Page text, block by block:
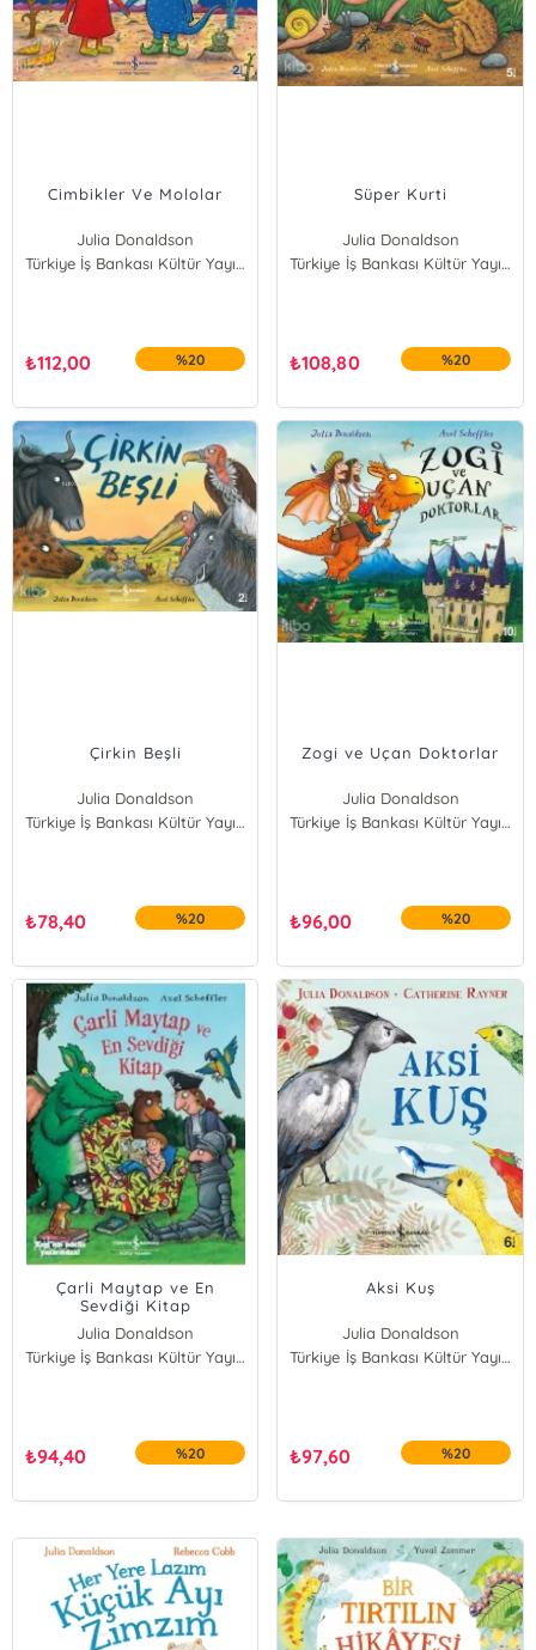
Cimbikler Ve Mololar
Julia Donaldson
Türkiye İş Bankası Kültür Yayınları
₺112,00 %20
Süper Kurti
Julia Donaldson
Türkiye İş Bankası Kültür Yayınları
₺108,80 %20
Çirkin Beşli
Julia Donaldson
Türkiye İş Bankası Kültür Yayınları
₺78,40 %20
Zogi ve Uçan Doktorlar
Julia Donaldson
Türkiye İş Bankası Kültür Yayınları
₺96,00 %20
Çarli Maytap ve En
Sevdiği Kitap
Julia Donaldson
Türkiye İş Bankası Kültür Yayınları
₺94,40 %20
Aksi Kuş
Julia Donaldson
Türkiye İş Bankası Kültür Yayınları
₺97,60 %20